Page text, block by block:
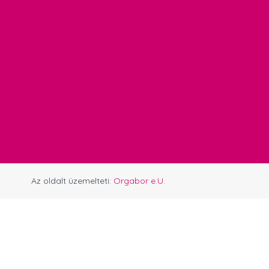
Az oldalt üzemelteti: Orgabor e.U.